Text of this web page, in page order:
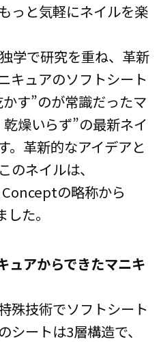
っと気軽にネイルを楽
学で研究を重ね、革新
キュアのソフトシート
す”のが常識だったマ
燥いらず”の最新ネイ
。革新的なアイデアと
のネイルは、
の略称から
た。
ュアからできたマニキ
殊技術でソフトシート
ートは3層構造で、